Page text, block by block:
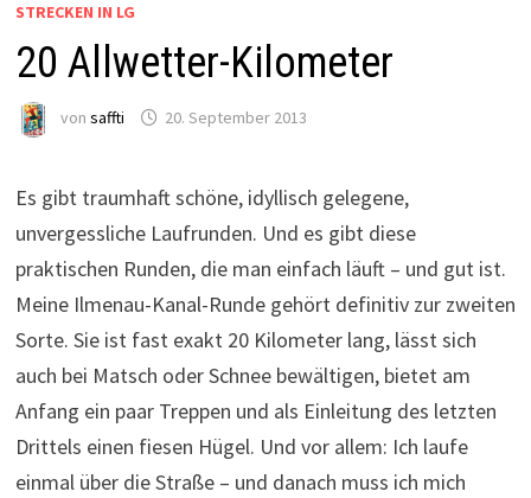
STRECKEN IN LG
20 Allwetter-Kilometer
von saffti 20. September 2013
Es gibt traumhaft schöne, idyllisch gelegene,
unvergessliche Laufrunden. Und es gibt diese
praktischen Runden, die man einfach läuft – und gut ist.
Meine Ilmenau-Kanal-Runde gehört definitiv zur zweiten
Sorte. Sie ist fast exakt 20 Kilometer lang, lässt sich
auch bei Matsch oder Schnee bewältigen, bietet am
Anfang ein paar Treppen und als Einleitung des letzten
Drittels einen fiesen Hügel. Und vor allem: Ich laufe
einmal über die Straße – und danach muss ich mich